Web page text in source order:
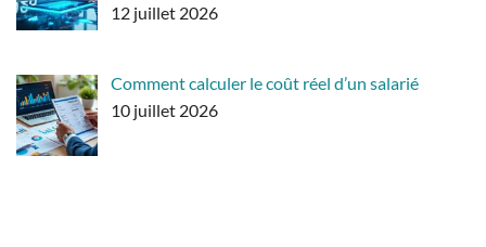
12 juillet 2026
Comment calculer le coût réel d’un salarié
10 juillet 2026